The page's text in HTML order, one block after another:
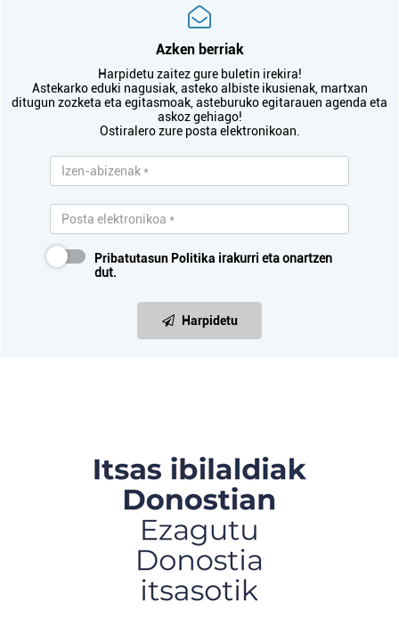
Azken berriak
Harpidetu zaitez gure buletin irekira!
Astekarko eduki nagusiak, asteko albiste ikusienak, martxan
ditugun zozketa eta egitasmoak, asteburuko egitarauen agenda eta
askoz gehiago!
Ostiralero zure posta elektronikoan.
Pribatutasun Politika irakurri eta onartzen
dut.
Harpidetu